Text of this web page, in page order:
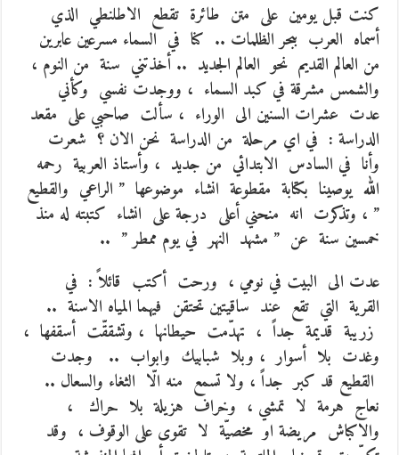
كنت قبل يومين على متن طائرة تقطع الاطلنطي الذي
أسماه العرب ببحر الظلمات .. كنا في السماء مسرعين عابرين
من العالم القديم نحو العالم الجديد .. أخذتني سنة من النوم ،
والشمس مشرقة في كبد السماء ، ووجدت نفسي وكأني
عدت عشرات السنين الى الوراء ، سألت صاحبي على مقعد
الدراسة : في اي مرحلة من الدراسة نحن الان ؟ شعرت
وأنا في السادس الابتدائي من جديد ، وأستاذ العربية رحمه
الله يوصينا بكتابة مقطوعة انشاء موضوعها ” الراعي والقطيع
” ، وتذكرت انه منحني أعلى درجة على انشاء كتبته له منذ
خمسين سنة عن ” مشهد النهر في يوم ممطر ” ..
عدت الى البيت في نومي ، ورحت أكتب قائلاً : في
القرية التي تقع عند ساقيتين تحتقن فيهما المياه الاسنة ..
زريبة قديمة جداً ، تهدّمت حيطانها ، وتشققّت أسقفها ،
وغدت بلا أسوار ، وبلا شبابيك وابواب .. وجدت
القطيع قد كبر جداً ، ولا تسمع منه الّا الثغاء والسعال ..
نعاج هرمة لا تمشي ، وخراف هزيلة بلا حراك ،
والاكباش مريضة او مخصيّة لا تقوى على الوقوف ، وقد